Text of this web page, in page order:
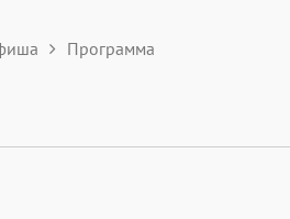
Программа